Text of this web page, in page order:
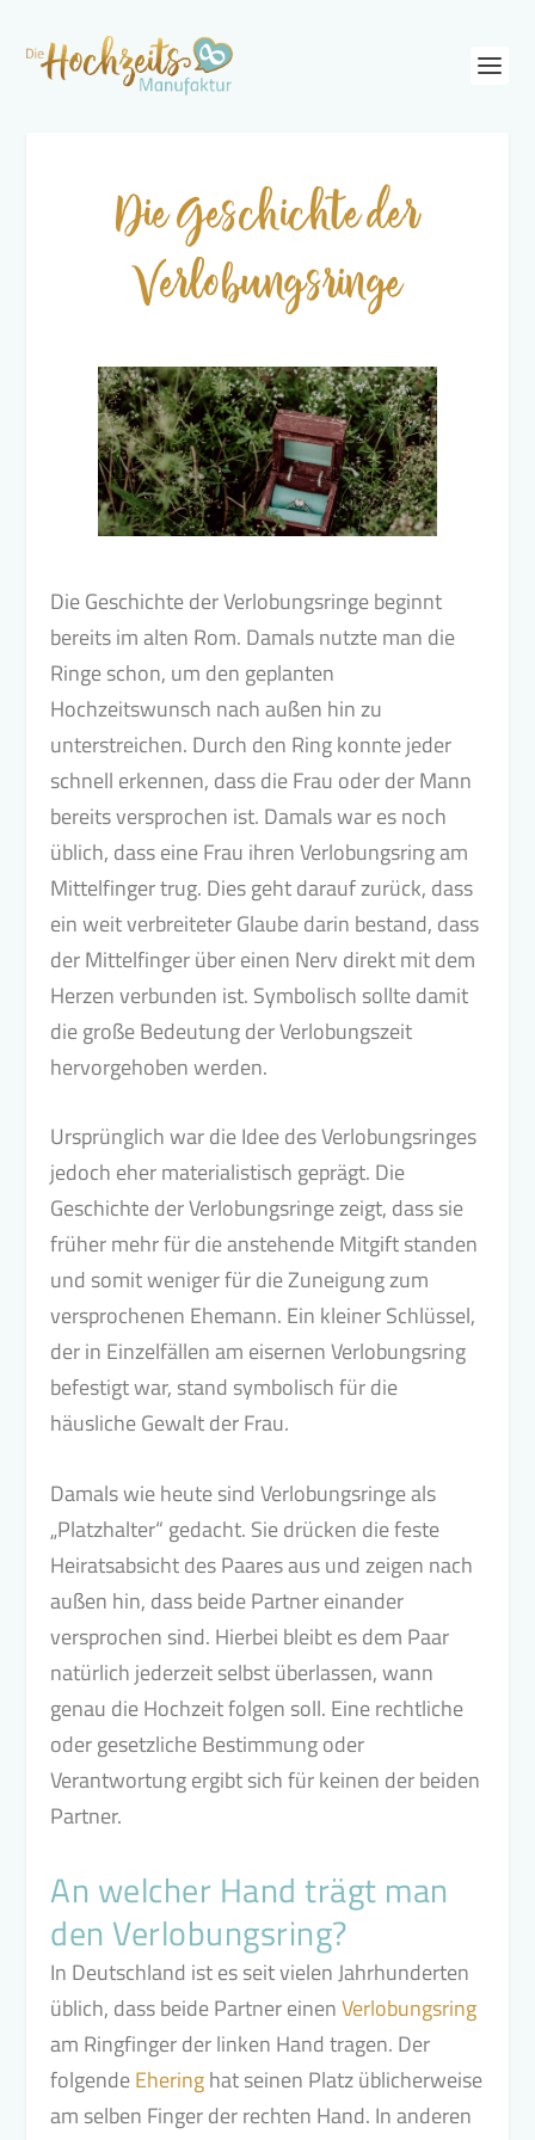
Die Geschichte der
Verlobungsringe
Die Geschichte der Verlobungsringe beginnt
bereits im alten Rom. Damals nutzte man die
Ringe schon, um den geplanten
Hochzeitswunsch nach außen hin zu
unterstreichen. Durch den Ring konnte jeder
schnell erkennen, dass die Frau oder der Mann
bereits versprochen ist. Damals war es noch
üblich, dass eine Frau ihren Verlobungsring am
Mittelfinger trug. Dies geht darauf zurück, dass
ein weit verbreiteter Glaube darin bestand, dass
der Mittelfinger über einen Nerv direkt mit dem
Herzen verbunden ist. Symbolisch sollte damit
die große Bedeutung der Verlobungszeit
hervorgehoben werden.
Ursprünglich war die Idee des Verlobungsringes
jedoch eher materialistisch geprägt. Die
Geschichte der Verlobungsringe zeigt, dass sie
früher mehr für die anstehende Mitgift standen
und somit weniger für die Zuneigung zum
versprochenen Ehemann. Ein kleiner Schlüssel,
der in Einzelfällen am eisernen Verlobungsring
befestigt war, stand symbolisch für die
häusliche Gewalt der Frau.
Damals wie heute sind Verlobungsringe als
„Platzhalter“ gedacht. Sie drücken die feste
Heiratsabsicht des Paares aus und zeigen nach
außen hin, dass beide Partner einander
versprochen sind. Hierbei bleibt es dem Paar
natürlich jederzeit selbst überlassen, wann
genau die Hochzeit folgen soll. Eine rechtliche
oder gesetzliche Bestimmung oder
Verantwortung ergibt sich für keinen der beiden
Partner.
An welcher Hand trägt man
den Verlobungsring?
In Deutschland ist es seit vielen Jahrhunderten
üblich, dass beide Partner einenVerlobungsring
am Ringfinger der linken Hand tragen. Der
folgendeEheringhat seinen Platz üblicherweise
am selben Finger der rechten Hand. In anderen